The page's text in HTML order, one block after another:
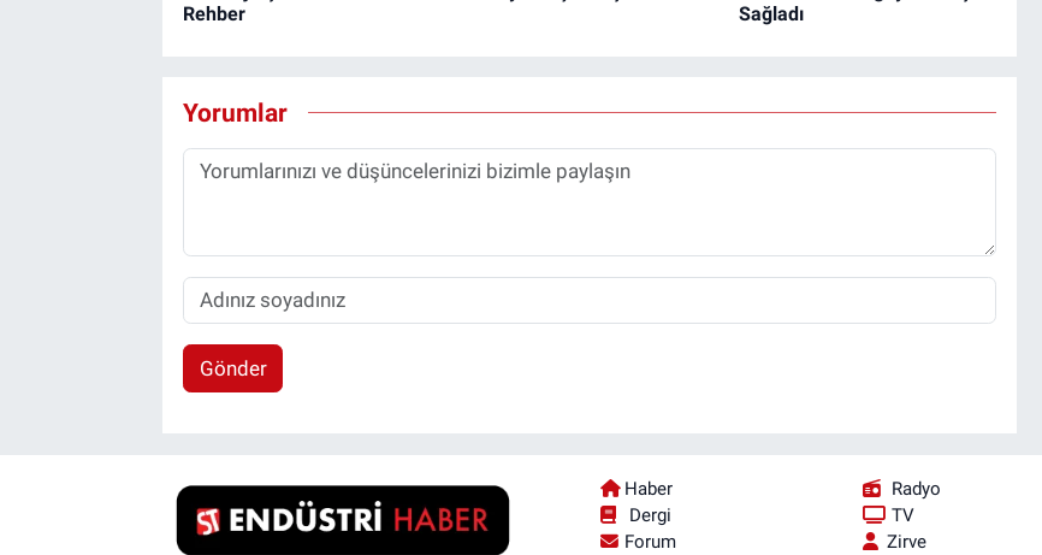
Rehber
Sağladı
Yorumlar
Gönder
Haber
Radyo
Dergi
TV
Forum
Zirve